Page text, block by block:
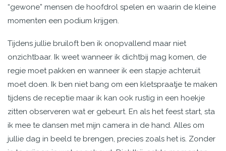
“gewone” mensen de hoofdrol spelen en waarin de kleine
momenten een podium krijgen.
Tijdens jullie bruiloft ben ik onopvallend maar niet
onzichtbaar. Ik weet wanneer ik dichtbij mag komen, de
regie moet pakken en wanneer ik een stapje achteruit
moet doen. Ik ben niet bang om een kletspraatje te maken
tijdens de receptie maar ik kan ook rustig in een hoekje
zitten observeren wat er gebeurt. En als het feest start, sta
ik mee te dansen met mijn camera in de hand. Alles om
jullie dag in beeld te brengen, precies zoals het is. Zonder